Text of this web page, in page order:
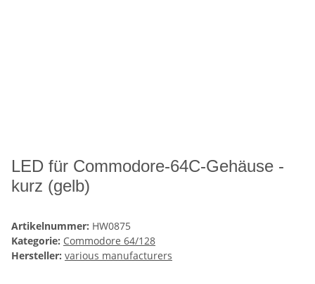
LED für Commodore-64C-Gehäuse -
kurz (gelb)
Artikelnummer: HW0875
Kategorie: Commodore 64/128
Hersteller: various manufacturers